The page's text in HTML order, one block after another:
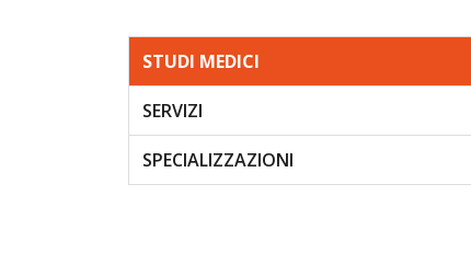
STUDI MEDICI
SERVIZI
SPECIALIZZAZIONI